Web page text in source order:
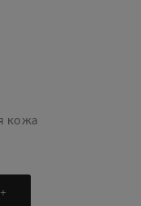
кожа